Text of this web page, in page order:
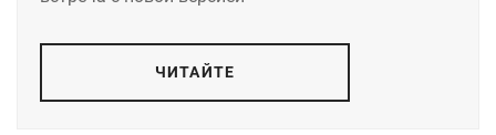
ЧИТАЙТЕ